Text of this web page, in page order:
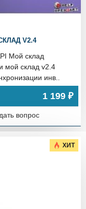
V2.4
Мой склад
мой склад v2.4
инв..
1 199 ₽
вопрос
ХИТ